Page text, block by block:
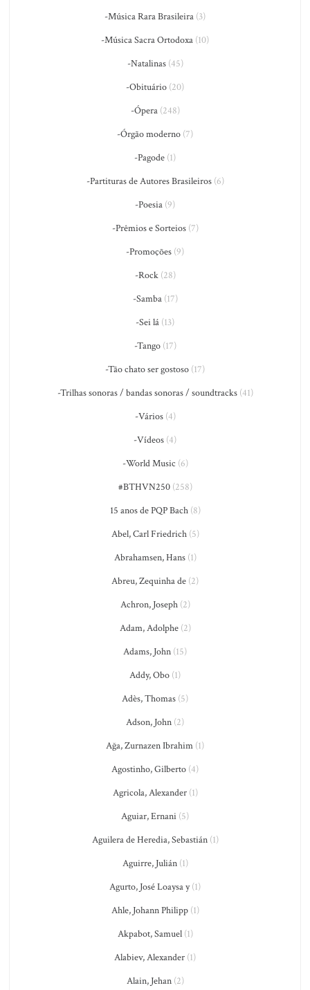
-Música Rara Brasileira (3)
-Música Sacra Ortodoxa (10)
-Natalinas(45)
-Obituário (20)
-Ópera(248)
-Órgão moderno (7)
-Pagode (1)
-Partituras de Autores Brasileiros(6)
-Poesia (9)
-Prêmios e Sorteios(7)
-Promoções (9)
-Rock(28)
-Samba(17)
-Sei lá (13)
-Tango(17)
-Tão chato ser gostoso (17)
-Trilhas sonoras / bandas sonoras / soundtracks(41)
-Vários(4)
-Vídeos (4)
-World Music (6)
#BTHVN250(258)
15 anos de PQP Bach(8)
Abel, Carl Friedrich(5)
Abrahamsen, Hans(1)
Abreu, Zequinha de (2)
Achron, Joseph(2)
Adam, Adolphe(2)
Adams, John (15)
Addy, Obo (1)
Adès, Thomas (5)
Adson, John (2)
Ağa, Zurnazen Ibrahim (1)
Agostinho, Gilberto (4)
Agricola, Alexander(1)
Aguiar, Ernani (5)
Aguilera de Heredia, Sebastián(1)
Aguirre, Julián(1)
Agurto, José Loaysa y(1)
Ahle, Johann Philipp(1)
Akpabot, Samuel(1)
Alabiev, Alexander (1)
Alain, Jehan(2)